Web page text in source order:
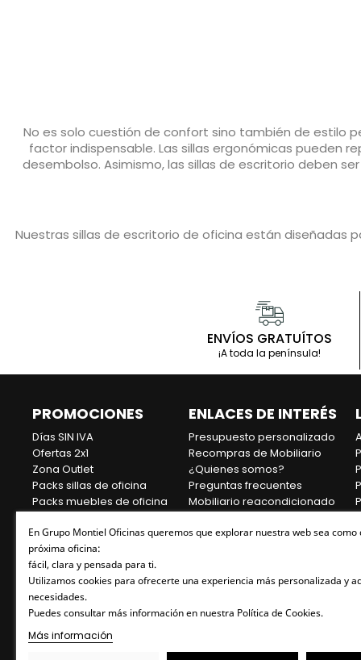
En Grupo Montiel Oficinas queremos que explorar nuestra web sea como
próxima oficina:
fácil, clara y pensada para ti.
Utilizamos cookies para ofrecerte una experiencia más personalizada y
necesidades.
Puedes consultar más información en nuestra Política de Cookies.
Más información
No es solo cuestión de confort sino también de estilo
factor indispensable. Las sillas ergonómicas pueden
desembolso. Asimismo, las sillas de escritorio deben
Nuestras sillas de escritorio de oficina están diseñadas
oficina no solo mejoran
Ergonomía superior: Diseño que se adapta a la
Sillas ergonómicas: Equipadas con soporte lumbar
Explora nuestra colección de sillas de escritorio
productivo.
¿Por
Las sillas ergonómicas ayudan a mantener
¿Qué
Las sillas de escritorio deben tener
¿Las
Sí, las sillas de malla son
ENVÍOS GRATUÍTOS
¡A toda la península!
PROMOCIONES
Días SIN IVA
Ofertas 2x1
Zona Outlet
Packs sillas de oficina
Packs muebles de oficina
Equipamiento para
Hostelería
Repuestos para Oficina
Top Ventas en Oficina
Rebajas Sin IVA
ENLACES DE INTERÉS
Presupuesto personalizado
Recompras de Mobiliario
¿Quienes somos?
Preguntas frecuentes
Mobiliario reacondicionado
Contacto